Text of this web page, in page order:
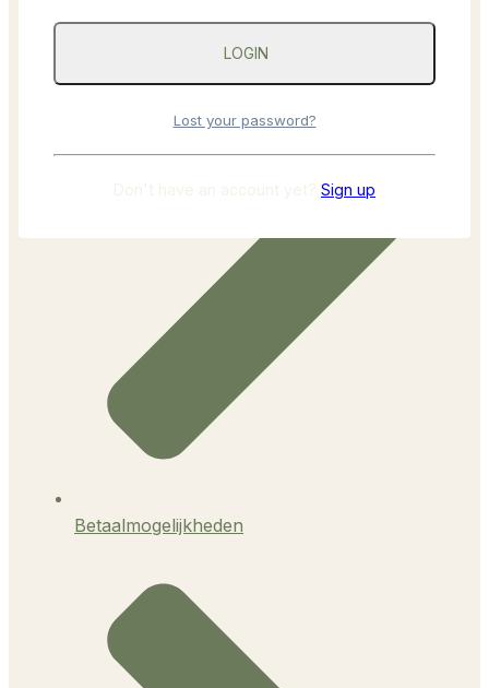
Betaalmogelijkheden
Lost your password?
Sign up